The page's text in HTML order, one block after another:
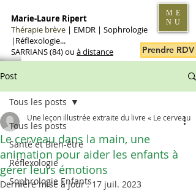
Marie-Laure Ripert
Thérapie brève | EMDR | Sophrologie
|Réflexologie...
SARRIANS (84) ou à distance Prendre RDV
ME
NU
Post
Tous les posts
Santé et Bien-être
Réflexologie
Sophrologie Enfants
Tous les posts
Le cerveau dans la main, une
animation pour aider les enfants à
gérer leurs émotions
Une leçon illustrée extraite du livre « Le cerveau
Dernière mise à jour :17 juil. 2023